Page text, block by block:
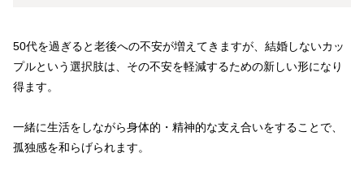
50代を過ぎると老後への不安が増えてきますが、結婚しないカッ
プルという選択肢は、その不安を軽減するための新しい形になり
得ます。
一緒に生活をしながら身体的・精神的な支え合いをすることで、
孤独感を和らげられます。